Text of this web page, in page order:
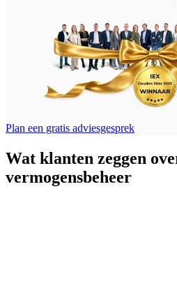
Plan een gratis adviesgesprek
Wat klanten zeggen
vermogensbeheer